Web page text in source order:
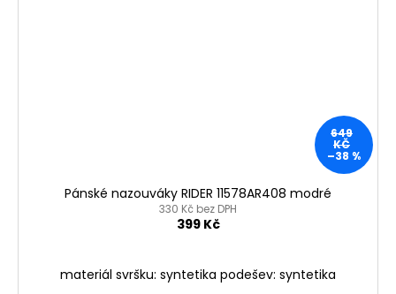
649
KČ
–38 %
Pánské nazouváky RIDER 11578AR408 modré
330 Kč bez DPH
399 Kč
materiál svršku: syntetika podešev: syntetika